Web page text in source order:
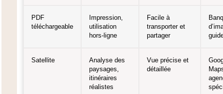
PDF
téléchargeable
Impression,
utilisation
hors-ligne
Facile à
transporter et
partager
Satellite
Analyse des
paysages,
itinéraires
réalistes
Vue précise et
détaillée